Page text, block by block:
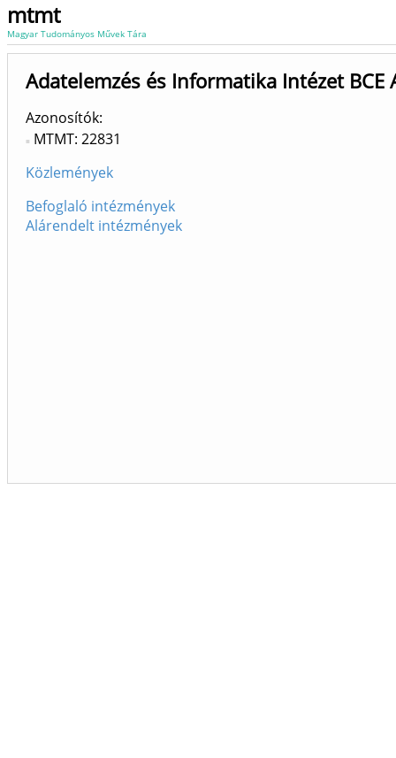
mtmt
Magyar Tudományos Művek Tára
Adatelemzés és Informatika Intézet BCE
Azonosítók
MTMT: 22831
Közlemények
Befoglaló intézmények
Alárendelt intézmények